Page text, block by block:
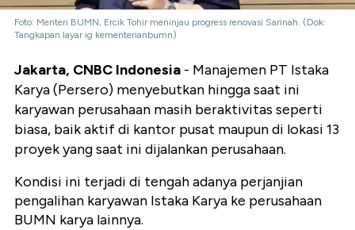
Foto: Menteri BUMN, Ercik Tohir meninjau progress renovasi Sarinah. (Dok:
Tangkapan layar ig kementerianbumn)
Jakarta, CNBC Indonesia - Manajemen PT Istaka
Karya (Persero) menyebutkan hingga saat ini
karyawan perusahaan masih beraktivitas seperti
biasa, baik aktif di kantor pusat maupun di lokasi 13
proyek yang saat ini dijalankan perusahaan.
Kondisi ini terjadi di tengah adanya perjanjian
pengalihan karyawan Istaka Karya ke perusahaan
BUMN karya lainnya.